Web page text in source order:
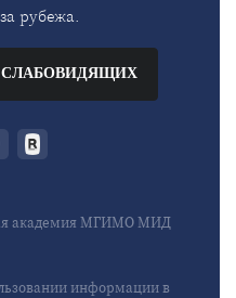
рубежа.
СЛАБОВИДЯЩИХ
академия МГИМО МИД
информации в